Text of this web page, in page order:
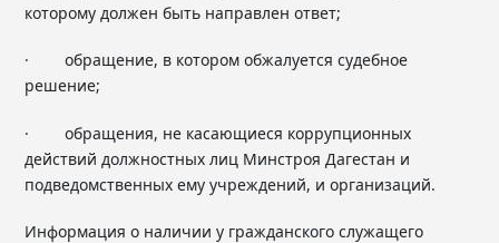
которому должен быть направлен ответ;
· обращение, в котором обжалуется судебное
решение;
· обращения, не касающиеся коррупционных
действий должностных лиц Минстроя Дагестан и
подведомственных ему учреждений, и организаций.
Информация о наличии у гражданского служащего